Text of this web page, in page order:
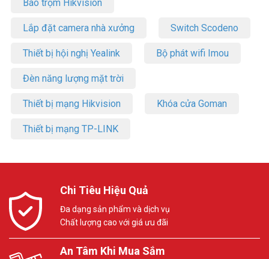
Báo trộm Hikvision
Lắp đặt camera nhà xưởng Switch Scodeno
Thiết bị hội nghị Yealink Bộ phát wifi Imou
Đèn năng lượng mặt trời
Thiết bị mạng Hikvision Khóa cửa Goman
Thiết bị mạng TP-LINK
Chi Tiêu Hiệu Quả
Đa dạng sản phẩm và dịch vụ
Chất lượng cao với giá ưu đãi
An Tâm Khi Mua Sắm